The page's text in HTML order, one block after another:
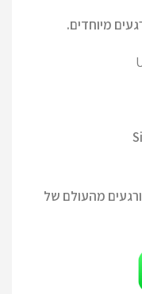
מיוחדים.
מהעולם של